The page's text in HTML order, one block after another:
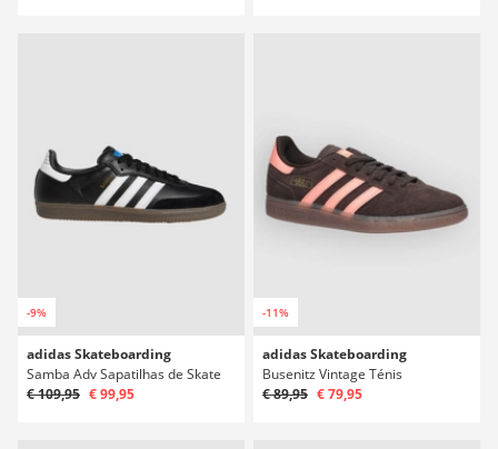
-9%
adidas Skateboarding
Samba Adv Sapatilhas de Skate
€ 109,95 € 99,95
-11%
adidas Skateboarding
Busenitz Vintage Ténis
€ 89,95 € 79,95